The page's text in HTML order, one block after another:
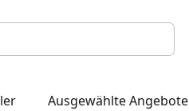
Ausgewählte Angebote